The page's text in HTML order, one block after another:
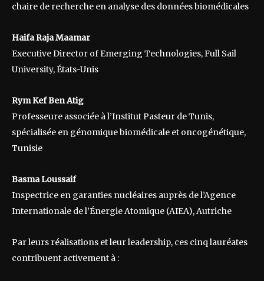
chaire de recherche en analyse des données biomédicales
Haifa Raja Maamar
Executive Director of Emerging Technologies, Full Sail
University, États-Unis
Rym Kef Ben Atig
Professeure associée à l’Institut Pasteur de Tunis,
spécialisée en génomique biomédicale et oncogénétique,
Tunisie
Basma Loussaif
Inspectrice en garanties nucléaires auprès de l’Agence
Internationale de l’Énergie Atomique (AIEA), Autriche
Par leurs réalisations et leur leadership, ces cinq lauréates
contribuent activement à :